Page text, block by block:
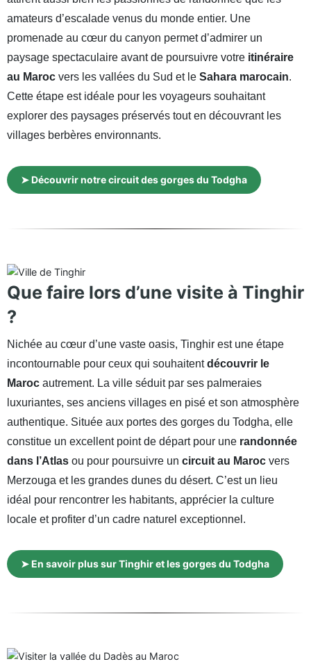
amateurs d’escalade venus du monde entier. Une
promenade au cœur du canyon permet d’admirer un
paysage spectaculaire avant de poursuivre votre itinéraire
au Maroc vers les vallées du Sud et le Sahara marocain.
Cette étape est idéale pour les voyageurs souhaitant
explorer des paysages préservés tout en découvrant les
villages berbères environnants.
➤ Découvrir notre circuit des gorges du Todgha
Que faire lors d’une visite à Tinghir
?
Nichée au cœur d’une vaste oasis, Tinghir est une étape
incontournable pour ceux qui souhaitentdécouvrir le
Maroc autrement. La ville séduit par ses palmeraies
luxuriantes, ses anciens villages en pisé et son atmosphère
authentique. Située aux portes des gorges du Todgha, elle
constitue un excellent point de départ pour une randonnée
dans l’Atlas ou pour poursuivre un circuit au Maroc vers
Merzouga et les grandes dunes du désert. C’est un lieu
idéal pour rencontrer les habitants, apprécier la culture
locale et profiter d’un cadre naturel exceptionnel.
➤ En savoir plus sur Tinghir et les gorges du Todgha